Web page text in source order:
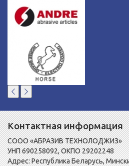
Контактная информация
СООО «АБРАЗИВ ТЕХНОЛОДЖИЗ»
УНП 690258092, ОКПО 29202248
Адрес: Республика Беларусь,